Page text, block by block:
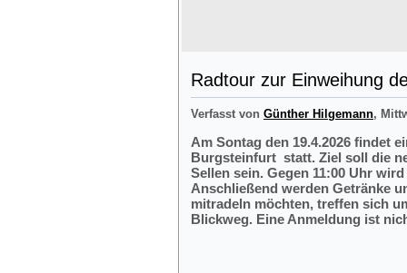
Radtour zur Einweihung
Verfasst von Günther Hilgemann,
Am Sontag den 19.4.2026 findet
Burgsteinfurt statt. Ziel soll die
Sellen sein. Gegen 11:00 Uhr
Anschließend werden Getränke
mitradeln möchten, treffen sich
Blickweg. Eine Anmeldung ist